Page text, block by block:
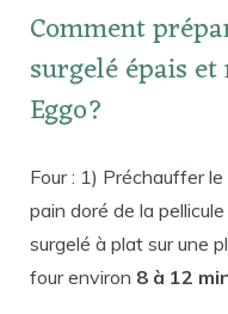
Comment
surgelé épais
Eggo?
Four : 1) Préchauffer
pain doré de la
surgelé à plat sur une
four environ 8 à 12